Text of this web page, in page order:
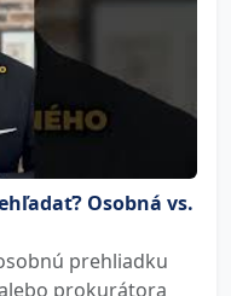
Osobná vs.
prehliadku
prokurátora